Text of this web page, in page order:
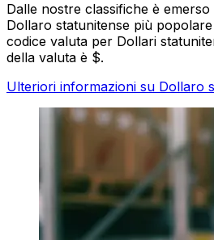
Dalle nostre classifiche è
Dollaro statunitense più
codice valuta per Dollari
della valuta è $.
Ulteriori informazioni su Dollaro